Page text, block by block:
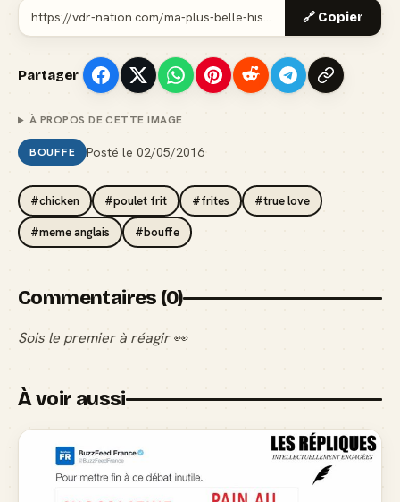
🔗 Copier
Partager
À PROPOS DE CETTE IMAGE
BOUFFE Posté le02/05/2016
#chicken #poulet frit #frites #true love
#meme anglais #bouffe
Commentaires (0)
Sois le premier à réagir 👀
À voir aussi